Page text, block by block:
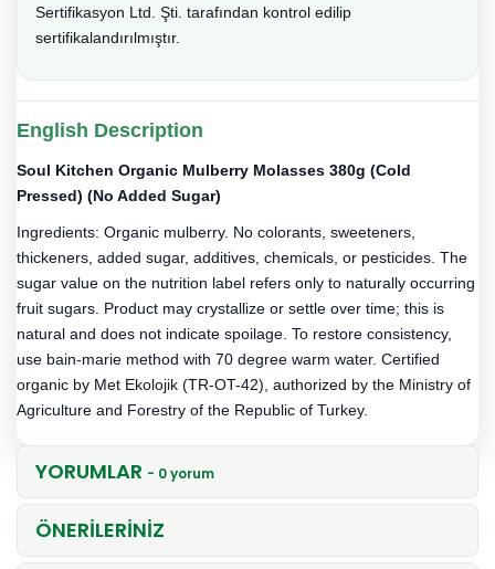
Sertifikasyon Ltd. Şti. tarafından kontrol edilip
sertifikalandırılmıştır.
English Description
Soul Kitchen Organic Mulberry Molasses 380g (Cold
Pressed) (No Added Sugar)
Ingredients: Organic mulberry. No colorants, sweeteners,
thickeners, added sugar, additives, chemicals, or pesticides. The
sugar value on the nutrition label refers only to naturally occurring
fruit sugars. Product may crystallize or settle over time; this is
natural and does not indicate spoilage. To restore consistency,
use bain-marie method with 70 degree warm water. Certified
organic by Met Ekolojik (TR-OT-42), authorized by the Ministry of
Agriculture and Forestry of the Republic of Turkey.
YORUMLAR - 0 yorum
ÖNERİLERİNİZ